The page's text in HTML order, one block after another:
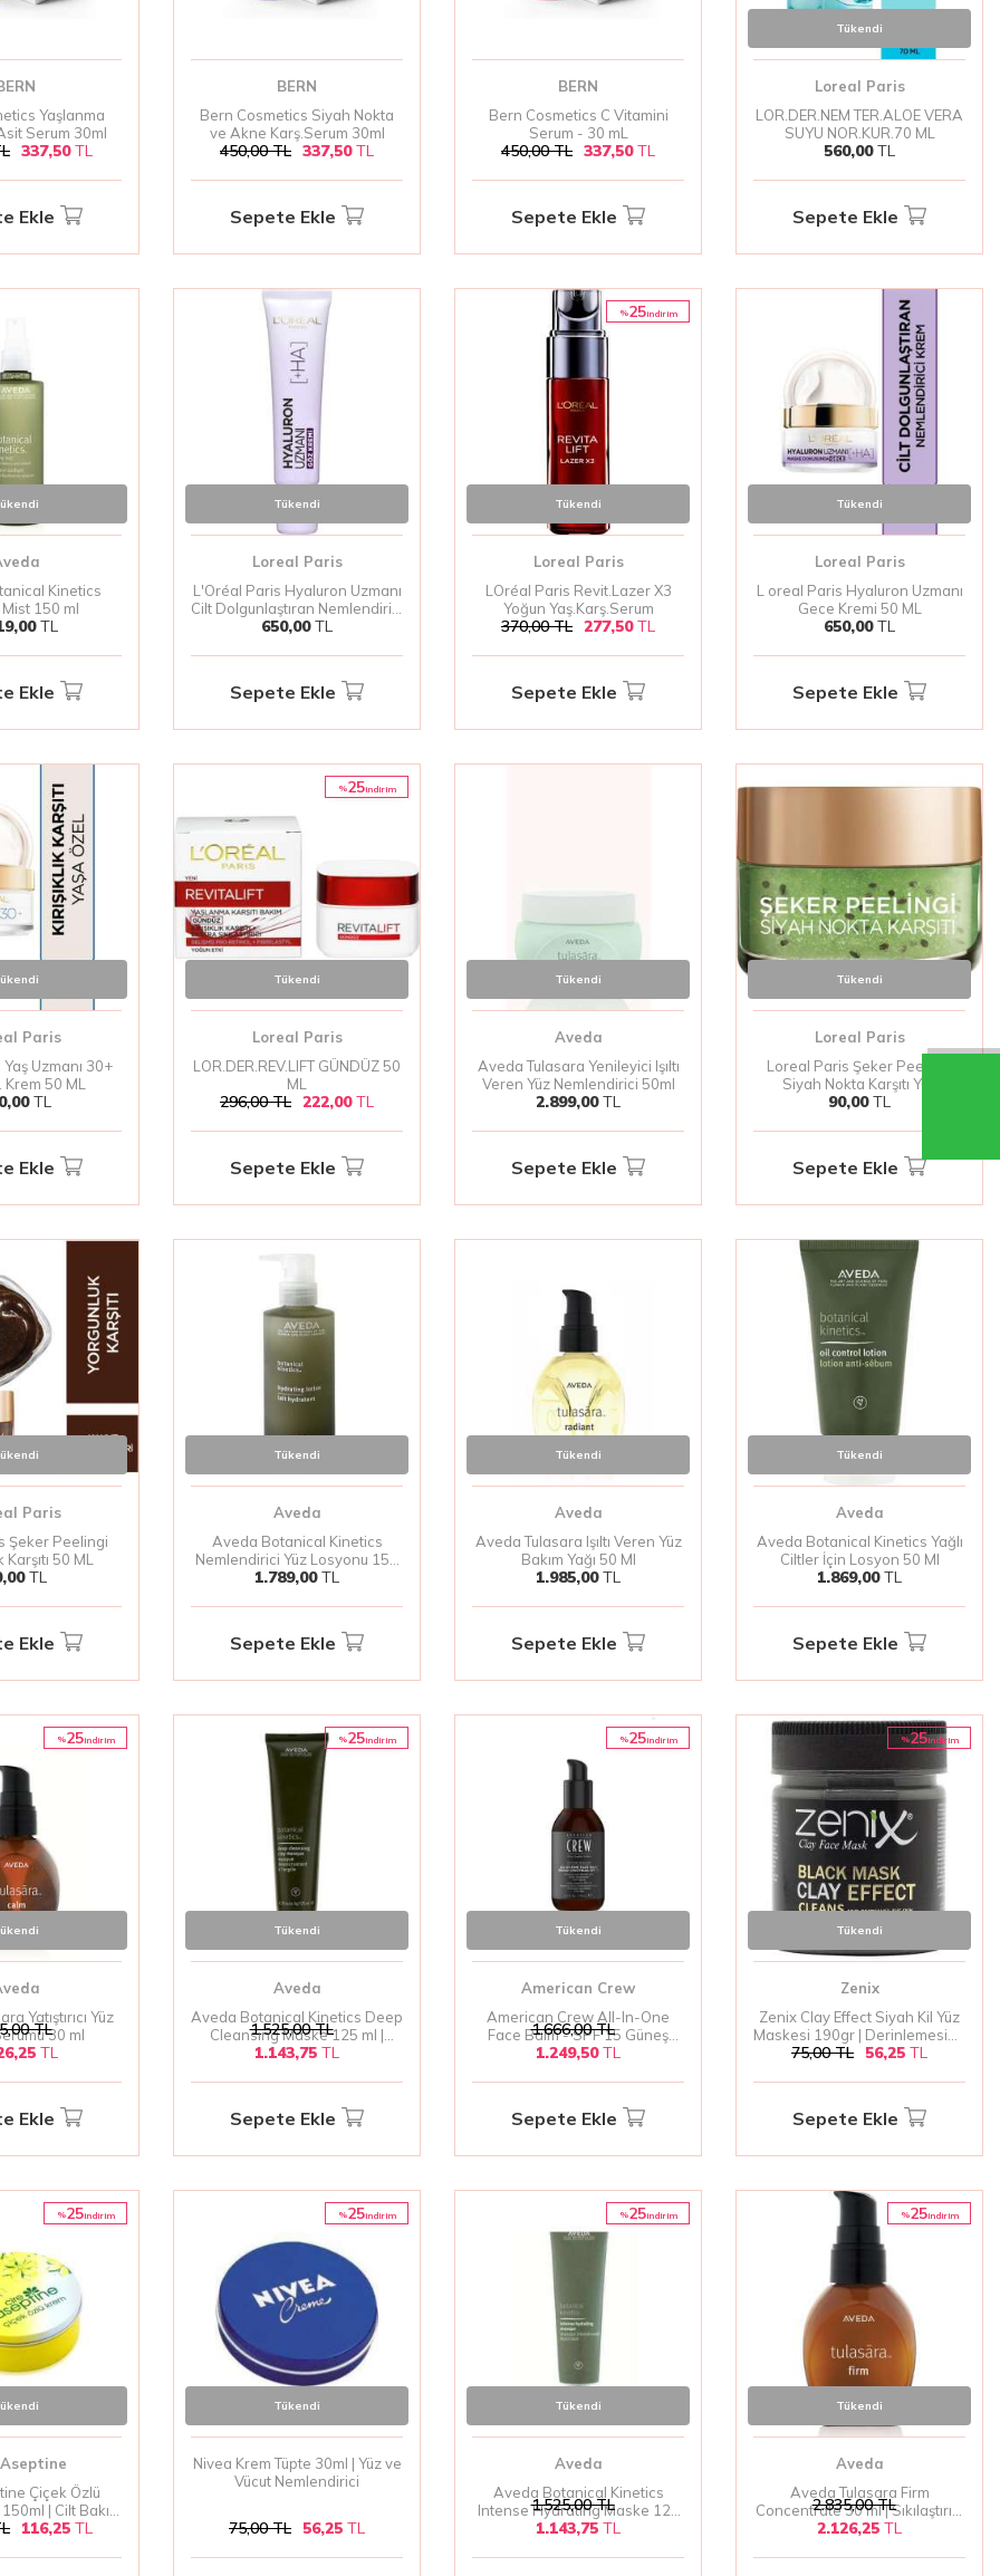
Yaşlanma
Serum 30ml
337,50TL
Ekle
BERN
Bern Cosmetics Siyah Nokta
ve Akne Karş.Serum 30ml
450,00TL 337,50TL
Sepete Ekle
BERN
Bern Cosmetics C Vitamini
Serum - 30 mL
450,00TL 337,50TL
Sepete Ekle
Tükendi
Loreal Paris
LOR.DER.NEM TER.ALOE VERA
SUYU NOR.KUR.70 ML
560,00TL
Sepete Ekle
Kinetics
150 ml
TL
Ekle
Tükendi
Loreal Paris
L'Oréal Paris Hyaluron Uzmanı
Cilt Dolgunlaştıran Nemlendirici
Göz Kremi 15ml
650,00TL
Sepete Ekle
%25i̇ndirim
Tükendi
Loreal Paris
LOréal Paris Revit.Lazer X3
Yoğun Yaş.Karş.Serum
370,00TL 277,50TL
Sepete Ekle
Tükendi
Loreal Paris
L oreal Paris Hyaluron Uzmanı
Gece Kremi 50 ML
650,00TL
Sepete Ekle
Paris
Uzmanı 30+
50 ML
TL
Ekle
%25i̇ndirim
Tükendi
Loreal Paris
LOR.DER.REV.LIFT GÜNDÜZ 50
ML
296,00TL 222,00TL
Sepete Ekle
Tükendi
Aveda
Aveda Tulasara Yenileyici Işıltı
Veren Yüz Nemlendirici 50ml
2.899,00TL
Sepete Ekle
Tükendi
Loreal Paris
Loreal Paris Şeker Peelingi
Siyah Nokta Karşıtı Yüz
Peelingi 50 ml
90,00TL
Sepete Ekle
Paris
Şeker Peelingi
50 ML
TL
Ekle
Tükendi
Aveda
Aveda Botanical Kinetics
Nemlendirici Yüz Losyonu 150
Ml
1.789,00TL
Sepete Ekle
Tükendi
Aveda
Aveda Tulasara Işıltı Veren Yüz
Bakım Yağı 50 Ml
1.985,00TL
Sepete Ekle
Tükendi
Aveda
Aveda Botanical Kinetics Yağlı
Ciltler İçin Losyon 50 Ml
1.869,00TL
Sepete Ekle
%25i̇ndirim
Yatıştırıcı Yüz
30 ml
TL
TL
Ekle
%25i̇ndirim
Tükendi
Aveda
Aveda Botanical Kinetics Deep
Cleansing Maske 125 ml |
Derinlemesine Temizleyici
1.525,00TL
1.143,75 TL
Sepete Ekle
%25i̇ndirim
Tükendi
American Crew
American Crew All-In-One
Face Balm - SPF 15 Güneş
Koruyucu ve Çok Fonksiyonlu
1.666,00TL
1.249,50TL
Sepete Ekle
%25i̇ndirim
Tükendi
Zenix
Zenix Clay Effect Siyah Kil Yüz
Maskesi 190gr | Derinlemesine
Temizleme
75,00TL 56,25 TL
Sepete Ekle
%25i̇ndirim
Çiçek Özlü
| Cilt Bakım
116,25 TL
%25i̇ndirim
Tükendi
Nivea Krem Tüpte 30ml | Yüz ve
Vücut Nemlendirici
75,00TL 56,25 TL
%25i̇ndirim
Tükendi
Aveda
Aveda Botanical Kinetics
Intense Hydrating Maske 125
ml | Yoğun Nemlendirici Yüz
1.525,00TL
1.143,75 TL
%25i̇ndirim
Tükendi
Aveda
Aveda Tulasara Firm
Concentrate 30 ml | Sıkılaştırıcı
ve Canlandırıcı Cilt Serumu
2.835,00TL
2.126,25 TL